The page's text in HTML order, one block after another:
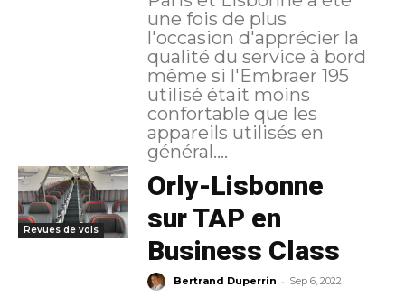
une fois de plus
l'occasion d'apprécier la
qualité du service à bord
même si l'Embraer 195
utilisé était moins
confortable que les
appareils utilisés en
général....
Revues de vols
Orly-Lisbonne
sur TAP en
Business Class
Bertrand Duperrin - Sep 6, 2022